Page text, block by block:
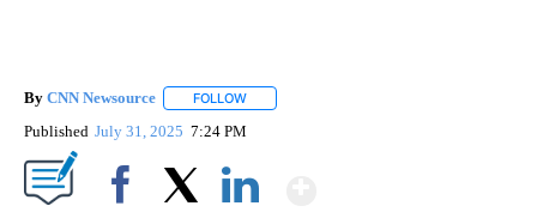
By CNN Newsource FOLLOW
Published July 31, 2025 7:24 PM